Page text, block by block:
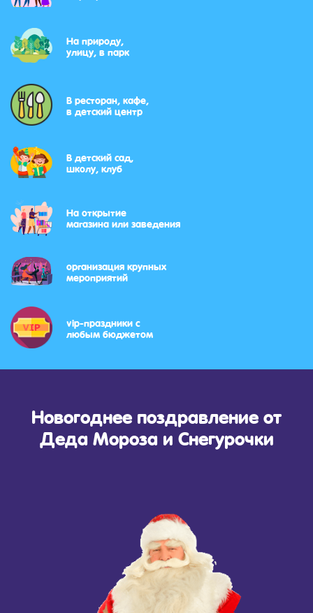
На природу,
улицу, в парк
В ресторан, кафе,
в детский центр
В детский сад,
школу, клуб
На открытие
магазина или заведения
организация крупных
мероприятий
vip-праздники с
любым бюджетом
Новогоднее поздравление от
Деда Мороза и Снегурочки